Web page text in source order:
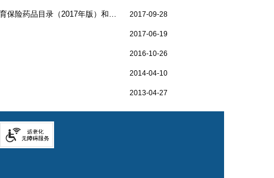
• 石家庄市人力资源和社会保障局关于执行国家基本医疗保险、工伤保险和生育保险药品目录（2017年版）和国家36种谈判药品的通知 2017-09-28
2017-06-19
2016-10-26
2014-04-10
2013-04-27